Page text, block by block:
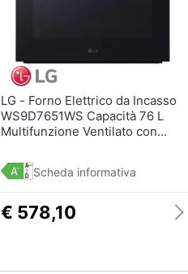
LG - Forno Elettrico da Incasso
WS9D7651WS Capacità 76 L
Multifunzione Ventilato con
Classe A++ Colore Inox /Nero
Scheda informativa
€ 578,10